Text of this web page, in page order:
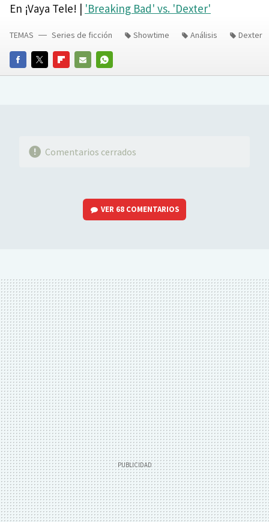
En ¡Vaya Tele! | 'Breaking Bad' vs. 'Dexter'
FACEBOOKTWITTERFLIPBOARD
E-
WHATSAPP
TEMAS Series de ficción Showtime Análisis Dexter
Comentarios cerrados
VER 68 COMENTARIOS